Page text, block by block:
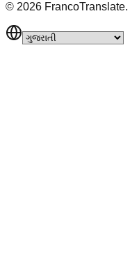
© 2026 FrancoTranslate.